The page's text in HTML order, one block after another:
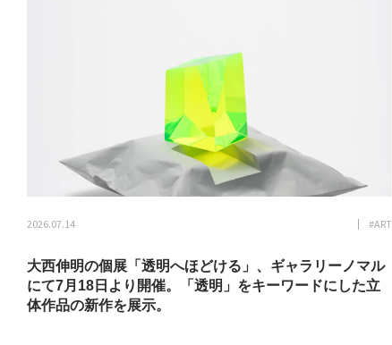
2026.07.14 #ART
大西伸明の個展「透明へほどける」、ギャラリーノマル
にて7月18日より開催。「透明」をキーワードにした立
体作品の新作を展示。